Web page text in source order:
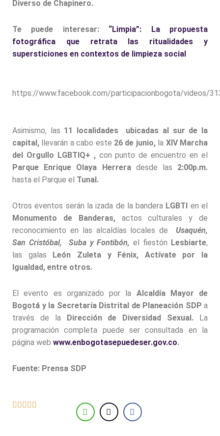
Diverso de Chapinero.
Te puede interesar: “Limpia”: La propuesta
fotográfica que retrata las ritualidades y
supersticiones en contextos de limpieza social
https://www.facebook.com/participacionbogota/videos/
Asimismo, las 11 localidades ubicadas al sur de la
capital, llevarán a cabo este 26 de junio,la XIV Marcha
del Orgullo LGBTIQ+ , con punto de encuentro en el
Parque Enrique Olaya Herrera desde las 2:00p.m.
hasta el Parque el Tunal.
Otros eventos serán la izada de la bandera LGBTI en el
Monumento de Banderas,actos culturales y de
reconocimiento en las alcaldías locales de
Usaquén,
San Cristóbal, Suba y Fontibón, el fiestón Lesbiarte,
las galas León Zuleta y Fénix, Actívate por la
Igualdad, entre otros.
El evento es organizado por la Alcaldía Mayor de
Bogotá y la Secretaría Distrital de Planeación SDP a
través de la Dirección de Diversidad Sexual. La
programación completa puede ser consultada en la
página web www.enbogotasepuedeser.gov.co.
Fuente: Prensa SDP
    